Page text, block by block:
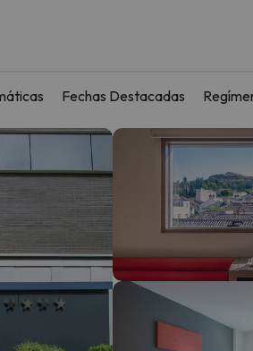
Fechas Destacadas